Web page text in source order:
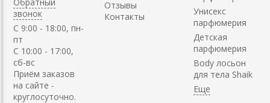
звонок
C 9:00 - 18:00, пн-
пт
С 10:00 - 17:00,
сб-вс
Приём заказов
на сайте -
круглосуточно.
Отзывы
Контакты
Унисекс
парфюмерия
Детская
парфюмерия
Body лосьон
для тела Shaik